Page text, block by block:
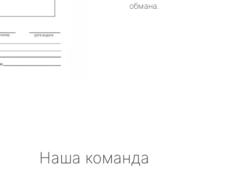
обмана.
Наша команда